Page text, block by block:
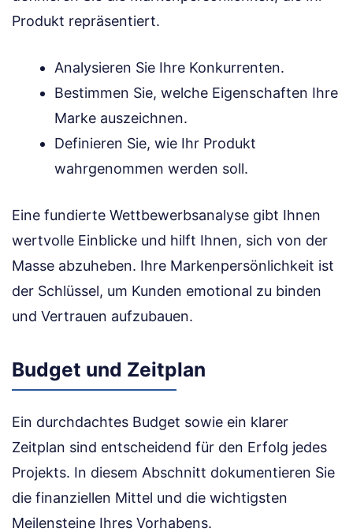
Produkt repräsentiert.
Analysieren Sie Ihre Konkurrenten.
Bestimmen Sie, welche Eigenschaften Ihre
Marke auszeichnen.
Definieren Sie, wie Ihr Produkt
wahrgenommen werden soll.
Eine fundierte Wettbewerbsanalyse gibt Ihnen
wertvolle Einblicke und hilft Ihnen, sich von der
Masse abzuheben. Ihre Markenpersönlichkeit ist
der Schlüssel, um Kunden emotional zu binden
und Vertrauen aufzubauen.
Budget und Zeitplan
Ein durchdachtes Budget sowie ein klarer
Zeitplan sind entscheidend für den Erfolg jedes
Projekts. In diesem Abschnitt dokumentieren Sie
die finanziellen Mittel und die wichtigsten
Meilensteine Ihres Vorhabens.